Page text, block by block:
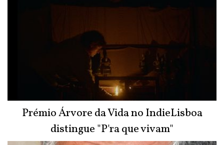
Prémio Árvore da Vida no IndieLisboa
distingue "P'ra que vivam"